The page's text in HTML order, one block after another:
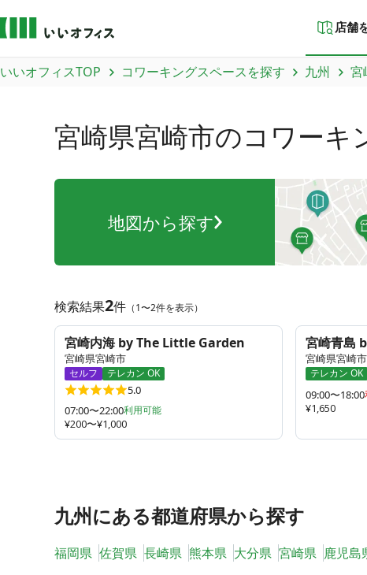
店舗
いいオフィスTOP コワーキングスペースを探す 九州 宮
宮崎県宮崎市のコワーキ
地図から探す
検索結果2件 （1〜2件を表示）
宮崎内海 by The Little Garden
宮崎県宮崎市
セルフ テレカン OK
5.0
07:00〜22:00利用可能
¥200〜¥1,000
宮崎青島
宮崎県宮崎市
テレカン OK
09:00〜18:00
¥1,650
九州にある都道府県から探す
福岡県 佐賀県 長崎県 熊本県 大分県 宮崎県 鹿児島